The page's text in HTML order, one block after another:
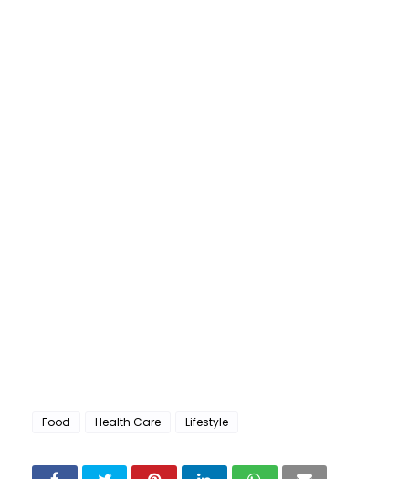
Food Health Care Lifestyle